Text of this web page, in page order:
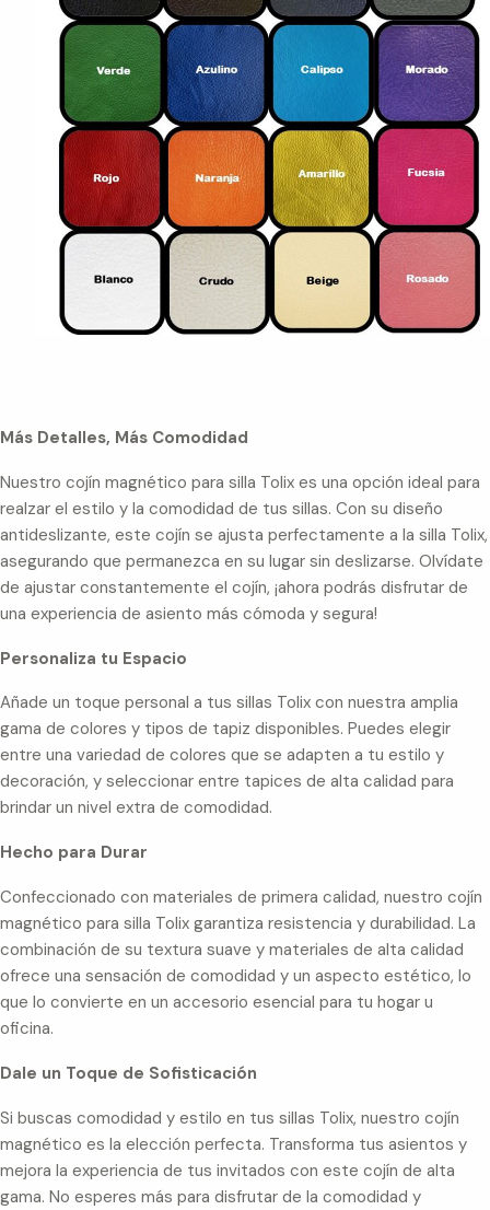
Más Detalles, Más Comodidad
Nuestro cojín magnético para silla Tolix es una opción ideal para
realzar el estilo y la comodidad de tus sillas. Con su diseño
antideslizante, este cojín se ajusta perfectamente a la silla Tolix,
asegurando que permanezca en su lugar sin deslizarse. Olvídate
de ajustar constantemente el cojín, ¡ahora podrás disfrutar de
una experiencia de asiento más cómoda y segura!
Personaliza tu Espacio
Añade un toque personal a tus sillas Tolix con nuestra amplia
gama de colores y tipos de tapiz disponibles. Puedes elegir
entre una variedad de colores que se adapten a tu estilo y
decoración, y seleccionar entre tapices de alta calidad para
brindar un nivel extra de comodidad.
Hecho para Durar
Confeccionado con materiales de primera calidad, nuestro cojín
magnético para silla Tolix garantiza resistencia y durabilidad. La
combinación de su textura suave y materiales de alta calidad
ofrece una sensación de comodidad y un aspecto estético, lo
que lo convierte en un accesorio esencial para tu hogar u
oficina.
Dale un Toque de Sofisticación
Si buscas comodidad y estilo en tus sillas Tolix, nuestro cojín
magnético es la elección perfecta. Transforma tus asientos y
mejora la experiencia de tus invitados con este cojín de alta
gama. No esperes más para disfrutar de la comodidad y